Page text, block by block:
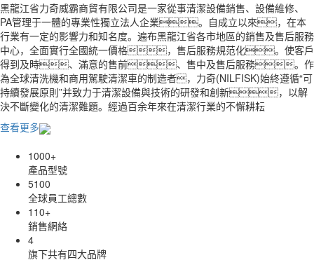
黑龍江省力奇威霸商貿有限公司是一家從事清潔設備銷售、設備維修、
PA管理于一體的專業性獨立法人企業。自成立以來，在本
行業有一定的影響力和知名度。遍布黑龍江省各市地區的銷售及售后服務
中心，全面實行全國統一價格，售后服務規范化。使客戶
得到及時、滿意的售前、售中及售后服務。作
為全球清洗機和商用駕駛清潔車的制造者，力奇(NILFISK)始終遵循“可
持續發展原則”并致力于清潔設備與技術的研發和創新，以解
決不斷變化的清潔難題。經過百余年來在清潔行業的不懈耕耘
查看更多
1000+
產品型號
5100
全球員工總數
110+
銷售網絡
4
旗下共有四大品牌